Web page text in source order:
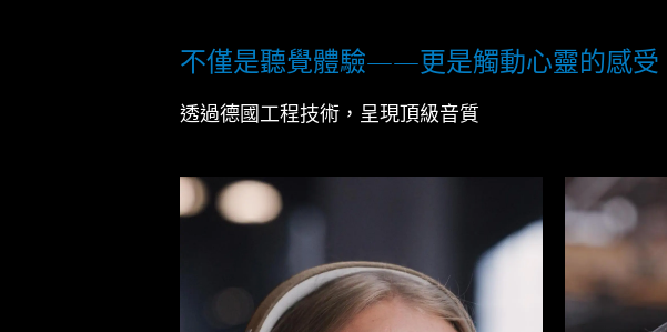
不僅是聽覺體驗——更是觸動心靈的感受
透過德國工程技術，呈現頂級音質